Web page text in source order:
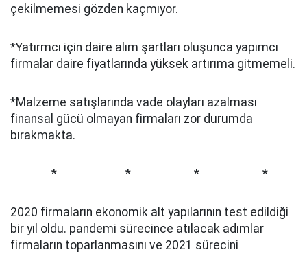
çekilmemesi gözden kaçmıyor.
*Yatırmcı için daire alım şartları oluşunca yapımcı
firmalar daire fiyatlarında yüksek artırıma gitmemeli.
*Malzeme satışlarında vade olayları azalması
finansal gücü olmayan firmaları zor durumda
bırakmakta.
* * * *
2020 firmaların ekonomik alt yapılarının test edildiği
bir yıl oldu. pandemi sürecince atılacak adımlar
firmaların toparlanmasını ve 2021 sürecini